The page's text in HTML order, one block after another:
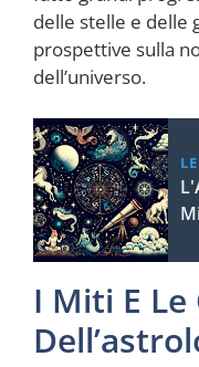
delle stelle e delle
prospettive sulla
dell’universo.
I Miti E Le